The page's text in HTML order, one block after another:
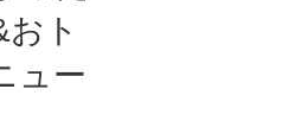
ト
ュー